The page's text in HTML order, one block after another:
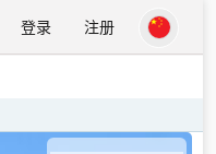
登录 注册